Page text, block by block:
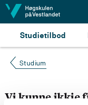
Hopp til innhald
Studietilbod
Studium
Vi kunne ikkje